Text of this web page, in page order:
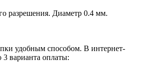
разрешения. Диаметр 0.4 мм.
удобным способом. В интернет-
3 варианта оплаты: